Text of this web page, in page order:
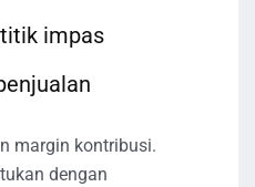
impas
margin kontribusi.
dengan